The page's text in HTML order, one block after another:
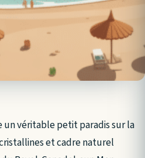
un véritable petit paradis sur la
et cadre naturel